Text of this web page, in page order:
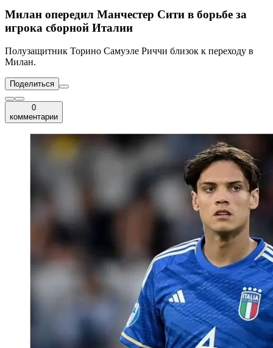
Милан опередил Манчестер Сити в борьбе за
игрока сборной Италии
Полузащитник Торино Самуэле Риччи близок к переходу в
Милан.
Поделиться
0
комментарии